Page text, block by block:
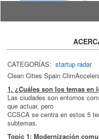
CATEGORÍAS: startup radar
Clean Cities Spain
1. ¿Cuáles son los temas en
Las ciudades son entornos
que actuar, pero
CCSCA se centra en estos 5
subtemas.
Topic 1: Modernización